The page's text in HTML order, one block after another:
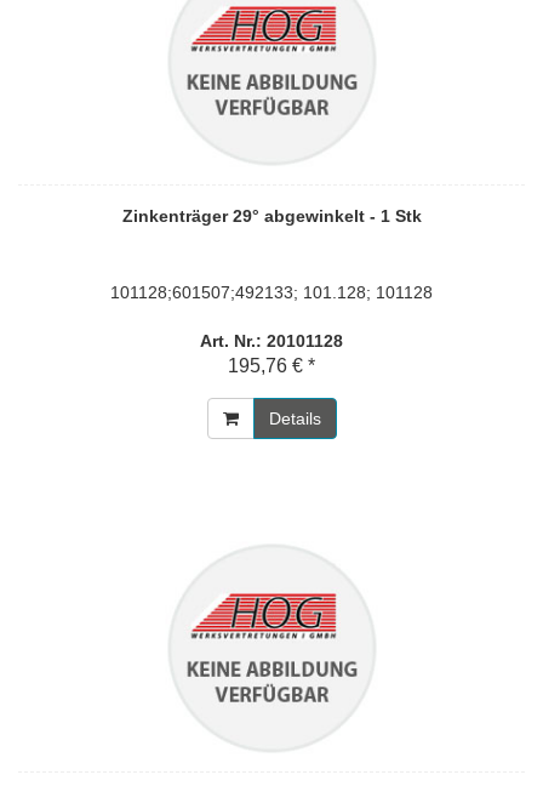
Zinkenträger 29° abgewinkelt - 1 Stk
101128;601507;492133; 101.128; 101128
Art. Nr.: 20101128
195,76 € *
Details